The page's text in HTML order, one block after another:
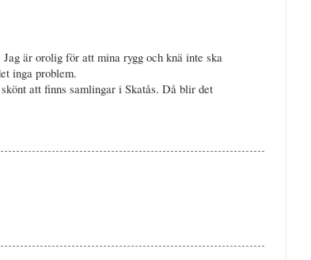
är orolig för att mina rygg och knä inte ska
inga problem.
att finns samlingar i Skatås. Då blir det